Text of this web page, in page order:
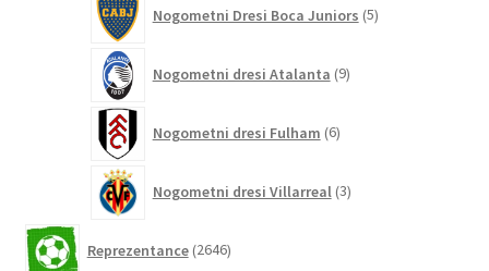
Nogometni Dresi Boca Juniors 5izdelkov
Nogometni dresi Atalanta 9izdelkov
Nogometni dresi Fulham 6izdelkov
Nogometni dresi Villarreal 3izdelki
Reprezentance 2646izdelkov